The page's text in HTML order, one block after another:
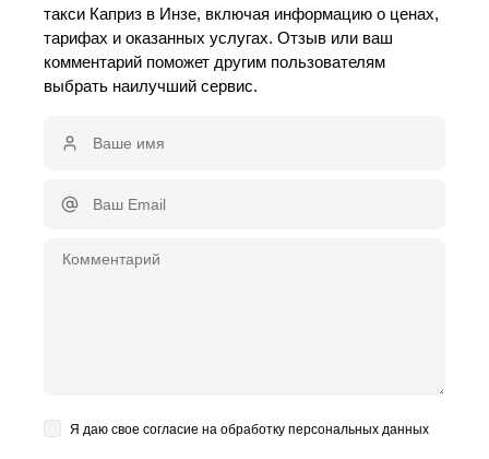
такси Каприз в Инзе, включая информацию о ценах,
тарифах и оказанных услугах. Отзыв или ваш
комментарий поможет другим пользователям
выбрать наилучший сервис.
Я даю свое согласие на обработку персональных данных